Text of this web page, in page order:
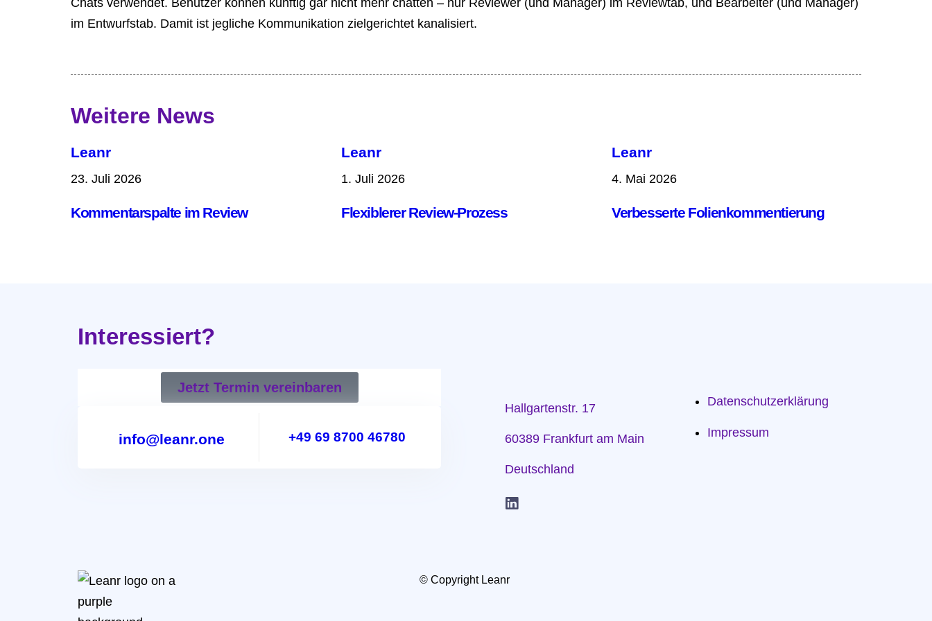
Chats verwendet. Benutzer können künftig gar nicht mehr chatten – nur Reviewer (und Manager) im Reviewtab, und Bearbeiter (und Manager)
im Entwurfstab. Damit ist jegliche Kommunikation zielgerichtet kanalisiert.
Weitere News
Leanr
23. Juli 2026
Kommentarspalte im Review
Leanr
1. Juli 2026
Flexiblerer Review-Prozess
Leanr
4. Mai 2026
Verbesserte Folienkommentierung
Interessiert?
Jetzt Termin vereinbaren
info@leanr.one +49 69 8700 46780
Hallgartenstr. 17
60389 Frankfurt am Main
Deutschland
Datenschutzerklärung
Impressum
© Copyright Leanr